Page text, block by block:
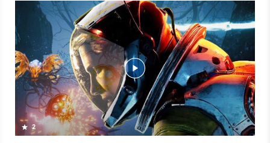
Glaskugel geschaut und die Chefredaktionen von GameStar,
GamePro und MeinMMO insgesamt neun Prognosen abgeben
lassen, wie das kommende Jahr denn so werden wird. Diesmal
mit dabei: Leya Jankowski (Chefredakteurin MeinMMO),
Heiko Klinge (Chefredakteur GameStar.de) & Hannes Rossow
(Redaktionsleiter GamePro.de). 00:00 - Intro 00:41 - 1.
Hardware-Verfügbarkeit wird deutlich besser 03:06 - 2. NFTs
& Blockchain werden komplett verschwinden 04:57 - 3.
Cross-Plattform wird zum Standard 07:52 - 4. AA-Spiele
werden wieder relevanter 11:25 - 5. KI wird Gaming
verändern und neue Elemente zufügen 15:08 - 6. Einige
2